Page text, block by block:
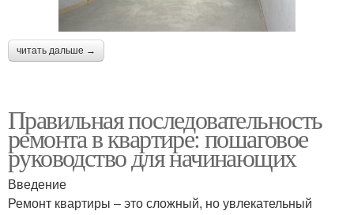
читать дальше →
Правильная последовательность
ремонта в квартире: пошаговое
руководство для начинающих
Введение
Ремонт квартиры – это сложный, но увлекательный